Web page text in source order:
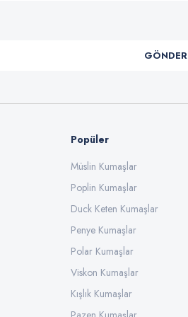
GÖNDER
Popüler
Müslin Kumaşlar
Poplin Kumaşlar
Duck Keten Kumaşlar
Penye Kumaşlar
Polar Kumaşlar
Viskon Kumaşlar
Kışlık Kumaşlar